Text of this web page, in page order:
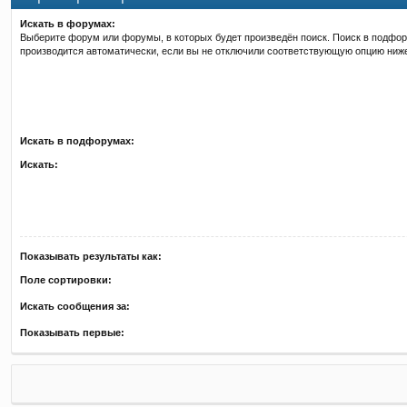
Искать в форумах:
Выберите форум или форумы, в которых будет произведён поиск. Поиск в
производится автоматически, если вы не отключили соответствующую опцию
Искать в подфорумах:
Искать:
Показывать результаты как:
Поле сортировки:
Искать сообщения за:
Показывать первые: